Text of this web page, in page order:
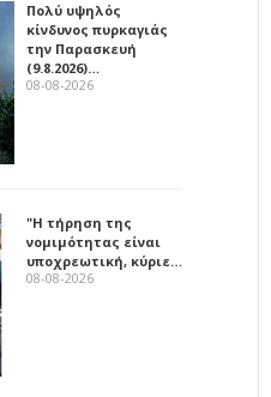
Πολύ υψηλός
κίνδυνος πυρκαγιάς
την Παρασκευή
(9.8.2026)…
08-08-2026
"Η τήρηση της
νομιμότητας είναι
υποχρεωτική, κύριε…
08-08-2026